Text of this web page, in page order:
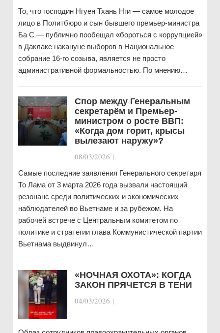
То, что господин Нгуен Тхань Нги — самое молодое
лицо в Политбюро и сын бывшего премьер-министра
Ба С — публично пообещал «бороться с коррупцией»
в Даклаке накануне выборов в Национальное
собрание 16-го созыва, является не просто
административной формальностью. По мнению…
Спор между Генеральным
секретарём и Премьер-
министром о росте ВВП:
«Когда дом горит, крысы
вылезают наружу»?
08/03/2026 |
Самые последние заявления Генерального секретаря
То Лама от 3 марта 2026 года вызвали настоящий
резонанс среди политических и экономических
наблюдателей во Вьетнаме и за рубежом. На
рабочей встрече с Центральным комитетом по
политике и стратегии глава Коммунистической партии
Вьетнама выдвинул…
«НОЧНАЯ ОХОТА»: КОГДА
ЗАКОН ПРЯЧЕТСЯ В ТЕНИ
04/03/2026 |